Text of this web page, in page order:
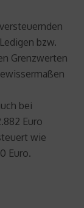
bzw.
Grenzwerten
bei
Euro
wie
Euro.